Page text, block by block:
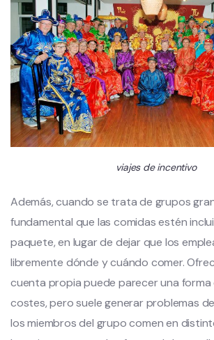
viajes de incentivo
Además, cuando se trata de grupos
fundamental que las comidas estén
paquete, en lugar de dejar que los
libremente dónde y cuándo comer.
cuenta propia puede parecer una
costes, pero suele generar problemas
los miembros del grupo comen en